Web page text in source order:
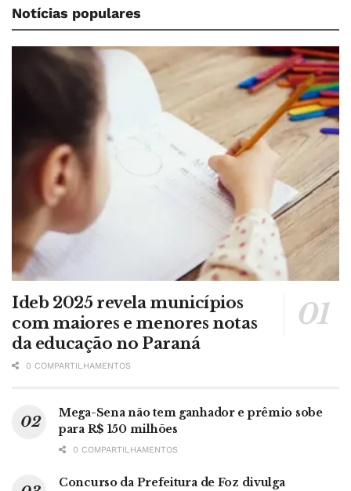
Notícias populares
Ideb 2025 revela municípios
com maiores e menores notas
da educação no Paraná
0 COMPARTILHAMENTOS
Mega-Sena não tem ganhador e prêmio sobe
para R$ 150 milhões
0 COMPARTILHAMENTOS
Concurso da Prefeitura de Foz divulga